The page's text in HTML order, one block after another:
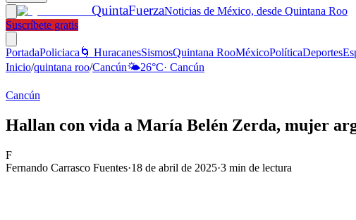
QuintaFuerzaNoticias de México, desde Quintana Roo
Suscríbete gratis
PortadaPoliciaca 🌀 HuracanesSismosQuintana RooMéxicoPolíticaDeportes
Inicio/quintana roo/Cancún🌤️26°C· Cancún
Cancún
Hallan con vida a María Belén Zerda, mujer
F
Fernando Carrasco Fuentes·18 de abril de 2025·3 min de lectura